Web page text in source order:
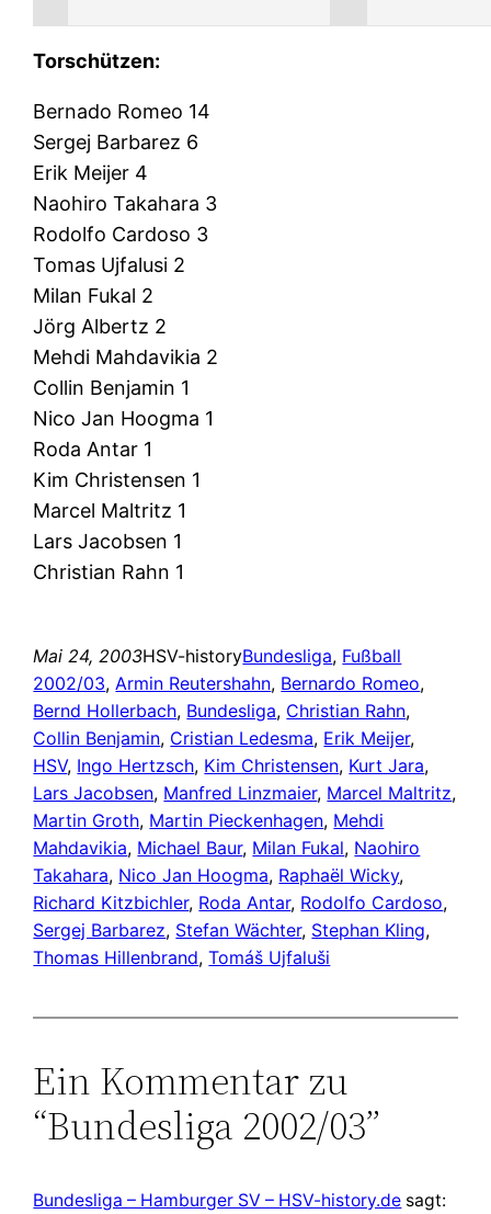
Torschützen:
Bernado Romeo 14
Sergej Barbarez 6
Erik Meijer 4
Naohiro Takahara 3
Rodolfo Cardoso 3
Tomas Ujfalusi 2
Milan Fukal 2
Jörg Albertz 2
Mehdi Mahdavikia 2
Collin Benjamin 1
Nico Jan Hoogma 1
Roda Antar 1
Kim Christensen 1
Marcel Maltritz 1
Lars Jacobsen 1
Christian Rahn 1
Mai 24, 2003HSV-historyBundesliga, Fußball
2002/03, Armin Reutershahn, Bernardo Romeo
Bernd Hollerbach, Bundesliga, Christian Rahn
Collin Benjamin, Cristian Ledesma, Erik Meijer
HSV, Ingo Hertzsch, Kim Christensen, Kurt Jara
Lars Jacobsen, Manfred Linzmaier, Marcel Maltritz
Martin Groth, Martin Pieckenhagen, Mehdi
Mahdavikia, Michael Baur, Milan Fukal, Naohiro
Takahara, Nico Jan Hoogma, Raphaël Wicky
Richard Kitzbichler, Roda Antar, Rodolfo Cardoso
Sergej Barbarez, Stefan Wächter, Stephan Kling
Thomas Hillenbrand, Tomáš Ujfaluši
Ein Kommentar zu
“Bundesliga 2002/03”
Bundesliga – Hamburger SV – HSV-history.de sagt: